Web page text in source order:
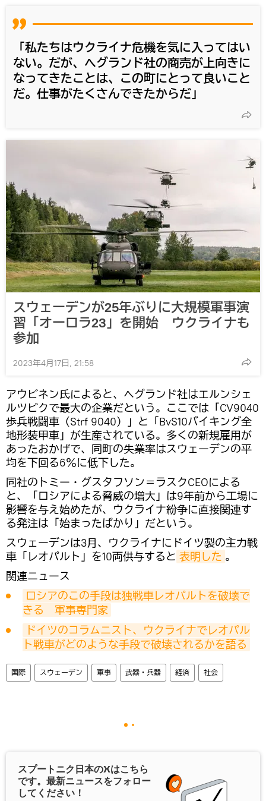
「私たちはウクライナ危機を気に入ってはい
ない。だが、ヘグランド社の商売が上向きに
なってきたことは、この町にとって良いこと
だ。仕事がたくさんできたからだ」
スウェーデンが25年ぶりに大規模軍事演
習「オーロラ23」を開始 ウクライナも
参加
2023年4月17日, 21:58
アウビネン氏によると、ヘグランド社はエルンシェ
ルツビクで最大の企業だという。ここでは「CV9040
歩兵戦闘車（Strf 9040）」と「BvS10バイキング全
地形装甲車」が生産されている。多くの新規雇用が
あったおかげで、同町の失業率はスウェーデンの平
均を下回る6％に低下した。
同社のトミー・グスタフソン＝ラスクCEOによる
と、「ロシアによる脅威の増大」は9年前から工場に
影響を与え始めたが、ウクライナ紛争に直接関連す
る発注は「始まったばかり」だという。
スウェーデンは3月、ウクライナにドイツ製の主力戦
車「レオパルト」を10両供与すると 表明した 。
関連ニュース
ロシアのこの手段は独戦車レオパルトを破壊で
きる　軍事専門家
ドイツのコラムニスト、ウクライナでレオパル
ト戦車がどのような手段で破壊されるかを語る
国際 スウェーデン 軍事 武器・兵器 経済 社会
スプートニク日本のXはこちら
です。最新ニュースをフォロー
してください！